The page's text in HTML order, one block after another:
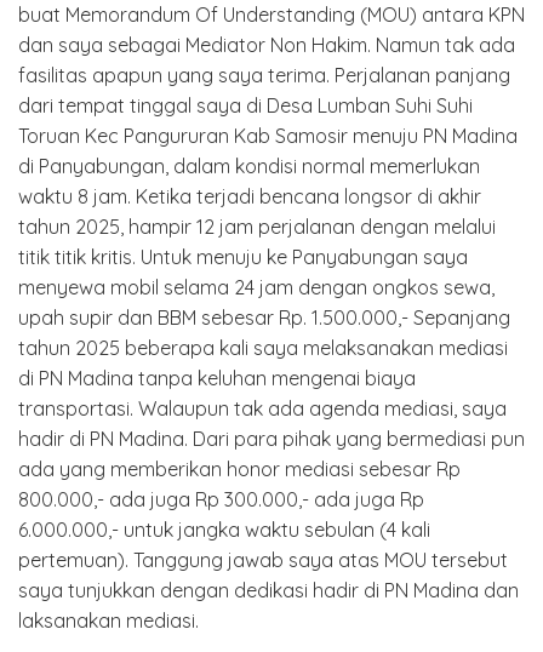
buat Memorandum Of Understanding (MOU) antara KPN
dan saya sebagai Mediator Non Hakim. Namun tak ada
fasilitas apapun yang saya terima. Perjalanan panjang
dari tempat tinggal saya di Desa Lumban Suhi Suhi
Toruan Kec Pangururan Kab Samosir menuju PN Madina
di Panyabungan, dalam kondisi normal memerlukan
waktu 8 jam. Ketika terjadi bencana longsor di akhir
tahun 2025, hampir 12 jam perjalanan dengan melalui
titik titik kritis. Untuk menuju ke Panyabungan saya
menyewa mobil selama 24 jam dengan ongkos sewa,
upah supir dan BBM sebesar Rp. 1.500.000,- Sepanjang
tahun 2025 beberapa kali saya melaksanakan mediasi
di PN Madina tanpa keluhan mengenai biaya
transportasi. Walaupun tak ada agenda mediasi, saya
hadir di PN Madina. Dari para pihak yang bermediasi pun
ada yang memberikan honor mediasi sebesar Rp
800.000,- ada juga Rp 300.000,- ada juga Rp
6.000.000,- untuk jangka waktu sebulan (4 kali
pertemuan). Tanggung jawab saya atas MOU tersebut
saya tunjukkan dengan dedikasi hadir di PN Madina dan
laksanakan mediasi.